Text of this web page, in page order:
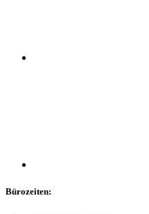
Bürozeiten: